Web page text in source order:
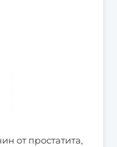
от простатита,